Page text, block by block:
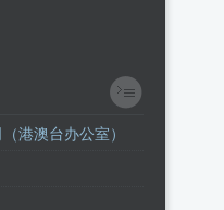
港澳台办公室）